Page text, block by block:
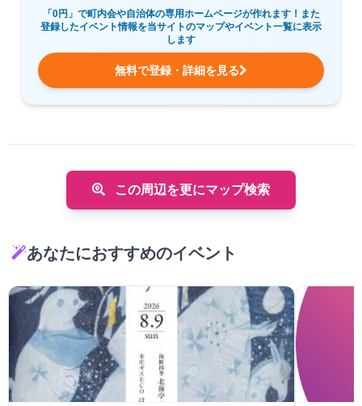
「0円」で町内会や自治体の専用ホームページが作れます！また
登録したイベント情報を当サイトのマップやイベント一覧に表示
します
無料で登録・詳細を見る
この周辺を更にマップ検索
あなたにおすすめのイベント